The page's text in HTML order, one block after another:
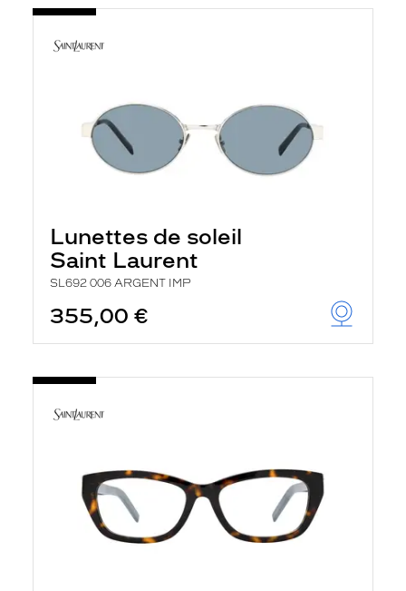
Lunettes de soleil
Saint Laurent
SL692 006 ARGENT IMP
355,00 €